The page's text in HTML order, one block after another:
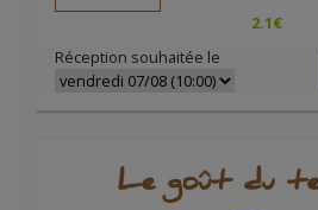
2.1€
Réception souhaitée le